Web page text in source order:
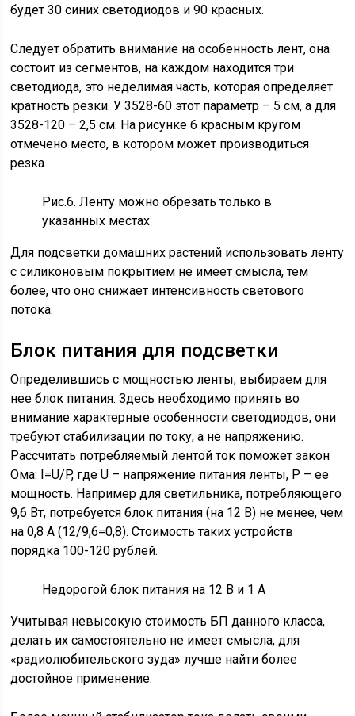
будет 30 синих светодиодов и 90 красных.
Следует обратить внимание на особенность лент, она
состоит из сегментов, на каждом находится три
светодиода, это неделимая часть, которая определяет
кратность резки. У 3528-60 этот параметр – 5 см, а для
3528-120 – 2,5 см. На рисунке 6 красным кругом
отмечено место, в котором может производиться
резка.
Рис.6. Ленту можно обрезать только в
указанных местах
Для подсветки домашних растений использовать ленту
с силиконовым покрытием не имеет смысла, тем
более, что оно снижает интенсивность светового
потока.
Блок питания для подсветки
Определившись с мощностью ленты, выбираем для
нее блок питания. Здесь необходимо принять во
внимание характерные особенности светодиодов, они
требуют стабилизации по току, а не напряжению.
Рассчитать потребляемый лентой ток поможет закон
Ома: I=U/P, где U – напряжение питания ленты, P – ее
мощность. Например для светильника, потребляющего
9,6 Вт, потребуется блок питания (на 12 В) не менее, чем
на 0,8 А (12/9,6=0,8). Стоимость таких устройств
порядка 100-120 рублей.
Недорогой блок питания на 12 В и 1 А
Учитывая невысокую стоимость БП данного класса,
делать их самостоятельно не имеет смысла, для
«радиолюбительского зуда» лучше найти более
достойное применение.